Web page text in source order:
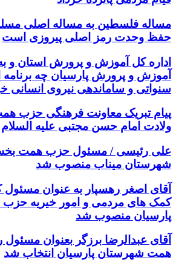
مساله فلسطین به مساله اصلی
حفظ وحدت رمز اصلی پیروزی است
اداره کل آموزش و پرورش استان و به
آموزش و پرورش پارسیان چه
سنواتی و ساماندهی نیروی انسانی
پیام تبریک معاونت فرهنگی حزب
ولادت امام حسن مجتبی علیه السلام
علی رئیسی / مسئول حزب همت
شهرستان میناب منصوب شد
آقای اصغر رهسپار به عنوان مسئول
کمک های مردمی و امور خیریه
پارسیان منصوب شد
آقای عبدالرضا برزگر بعنوان
همت شهرستان پارسیان انتخاب شد